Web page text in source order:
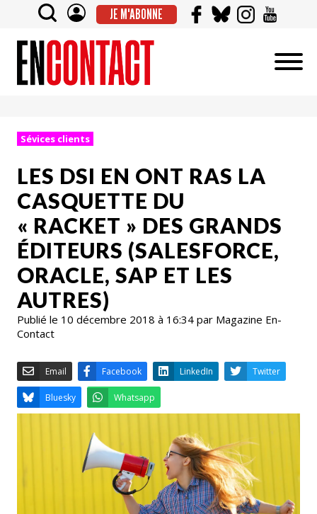
JE M'ABONNE
Sévices clients
LES DSI EN ONT RAS LA
CASQUETTE DU
« RACKET » DES GRANDS
ÉDITEURS (SALESFORCE,
ORACLE, SAP ET LES
AUTRES)
Publié le 10 décembre 2018 à 16:34 par Magazine En-
Contact
Email Facebook LinkedIn
Whatsapp